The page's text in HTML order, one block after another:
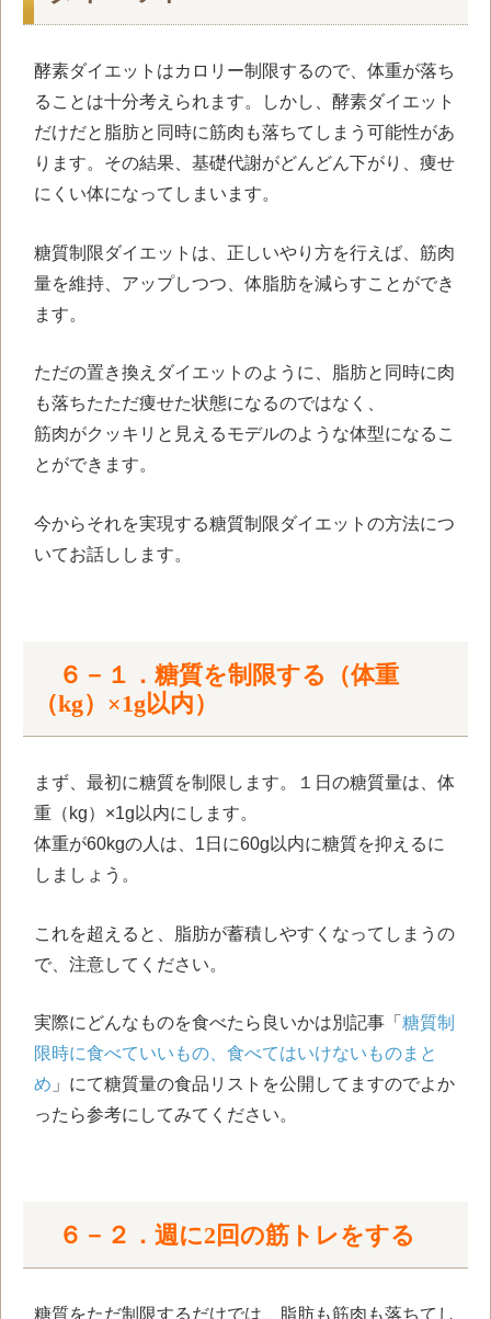
酵素ダイエットはカロリー制限するので、体重が落ち
ることは十分考えられます。しかし、酵素ダイエット
だけだと脂肪と同時に筋肉も落ちてしまう可能性があ
ります。その結果、基礎代謝がどんどん下がり、痩せ
にくい体になってしまいます。
糖質制限ダイエットは、正しいやり方を行えば、筋肉
量を維持、アップしつつ、体脂肪を減らすことができ
ます。
ただの置き換えダイエットのように、脂肪と同時に肉
も落ちたただ痩せた状態になるのではなく、
筋肉がクッキリと見えるモデルのような体型になるこ
とができます。
今からそれを実現する糖質制限ダイエットの方法につ
いてお話しします。
６－１．糖質を制限する（体重
（kg）×1g以内）
まず、最初に糖質を制限します。１日の糖質量は、体
重（kg）×1g以内にします。
体重が60kgの人は、1日に60g以内に糖質を抑えるに
しましょう。
これを超えると、脂肪が蓄積しやすくなってしまうの
で、注意してください。
実際にどんなものを食べたら良いかは別記事「 糖質制
限時に食べていいもの、食べてはいけないものまと
め 」にて糖質量の食品リストを公開してますのでよか
ったら参考にしてみてください。
６－２．週に2回の筋トレをする
糖質をただ制限するだけでは、脂肪も筋肉も落ちてし